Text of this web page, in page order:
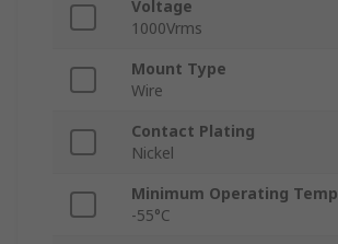
Voltage
1000Vrms
Mount Type
Wire
Contact Plating
Nickel
Minimum Operating
-55°C